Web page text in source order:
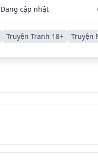
Đang cập nhật
Truyện Tranh 18+ Truyện